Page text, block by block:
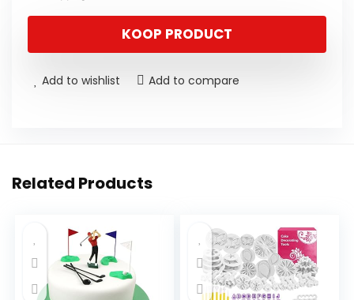
KOOP PRODUCT
Add to wishlist Add to compare
Related Products